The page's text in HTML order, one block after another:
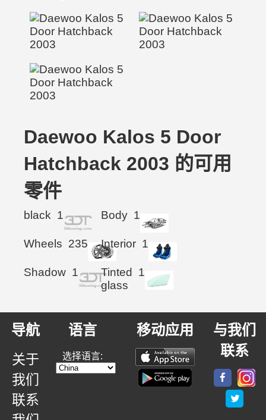
Daewoo Kalos 5 Door
Hatchback 2003 的可用
零件
black 1 Body 1
Wheels 235 Interior 1
Shadow 1
Tinted
glass
1
导航
关于
我们
联系
语言
选择语言:
移动应用
与我们
联系